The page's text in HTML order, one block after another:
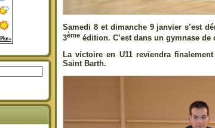
Samedi 8 et dimanche 9 janvier s’est
3ème édition. C’est dans un gymnase de
La victoire en U11 reviendra
Saint Barth.